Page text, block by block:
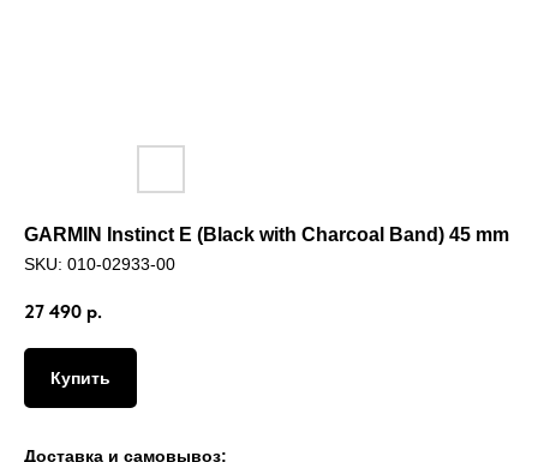
GARMIN Instinct E (Black with Charcoal Band) 45 mm
SKU: 010-02933-00
27 490 р.
Купить
Доставка и самовывоз: